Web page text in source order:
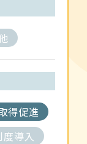
得促進
度導入